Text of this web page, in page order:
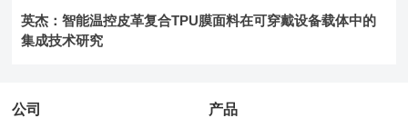
英杰：智能温控皮革复合TPU膜面料在可穿戴设备载体中的
集成技术研究
公司 产品